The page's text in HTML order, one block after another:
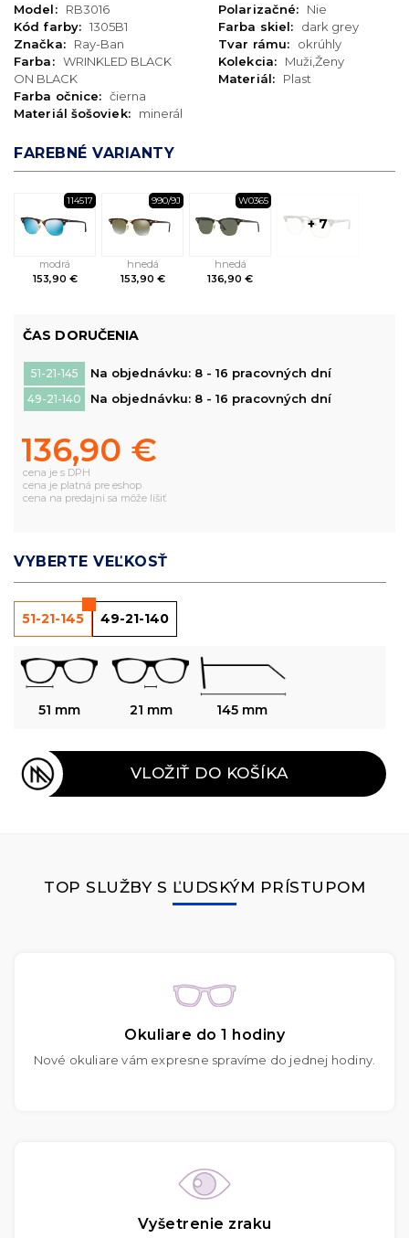
Model:
RB3016
Kód farby: 1305B1
Značka:
Ray-Ban
Farba: WRINKLED BLACK
ON BLACK
Farba očnice: čierna
Materiál šošoviek:
minerál
Polarizačné:
Nie
Farba skiel:
dark grey
Tvar rámu:
okrúhly
Kolekcia:
Muži,Ženy
Materiál:
Plast
FAREBNÉ VARIANTY
114517
modrá
153,90 €
990/9J
hnedá
153,90 €
W0365
hnedá
136,90 €
+ 7
ČAS DORUČENIA
51-21-145 Na objednávku: 8 - 16 pracovných dní
49-21-140 Na objednávku: 8 - 16 pracovných dní
136,90 €
cena je s DPH
cena je platná pre eshop
cena na predajni sa môže líšiť
VYBERTE VEĽKOSŤ
51-21-145 49-21-140
51 mm 21 mm 145 mm
VLOŽIŤ DO KOŠÍKA
TOP SLUŽBY S ĽUDSKÝM PRÍSTUPOM
Okuliare do 1 hodiny
Nové okuliare vám expresne spravíme do jednej hodiny.
Vyšetrenie zraku